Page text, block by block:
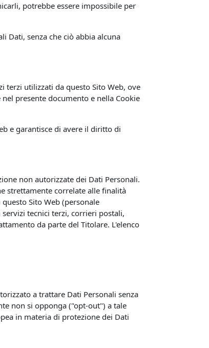
potrebbe essere impossibile per
Dati, senza che ciò abbia alcuna
terzi utilizzati da questo Sito Web, ove
presente documento e nella Cookie
e garantisce di avere il diritto di
non autorizzate dei Dati Personali.
strettamente correlate alle finalità
Sito Web (personale
tecnici terzi, corrieri postali,
da parte del Titolare. L'elenco
a trattare Dati Personali senza
non si opponga ("opt-out") a tale
in materia di protezione dei Dati